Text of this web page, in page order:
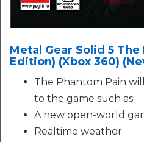
Metal Gear Solid 5 The
Edition) (Xbox 360)
The Phantom Pain
to the game such as:
A new open-world
Realtime weather